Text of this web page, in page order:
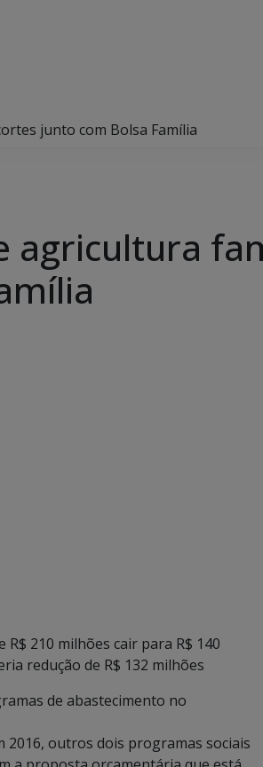
junto com Bolsa Família
agricultura
210 milhões cair para R$ 140
redução de R$ 132 milhões
de abastecimento no
2016, outros dois programas sociais